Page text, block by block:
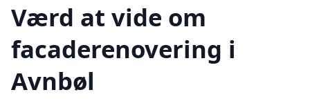
Værd at vide om
facaderenovering i
Avnbøl